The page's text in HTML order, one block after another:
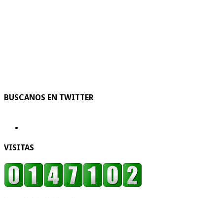
BUSCANOS EN TWITTER
VISITAS